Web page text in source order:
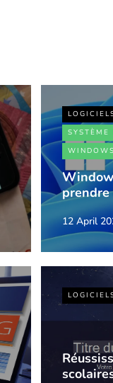
WINDOWS
prendre
12 April